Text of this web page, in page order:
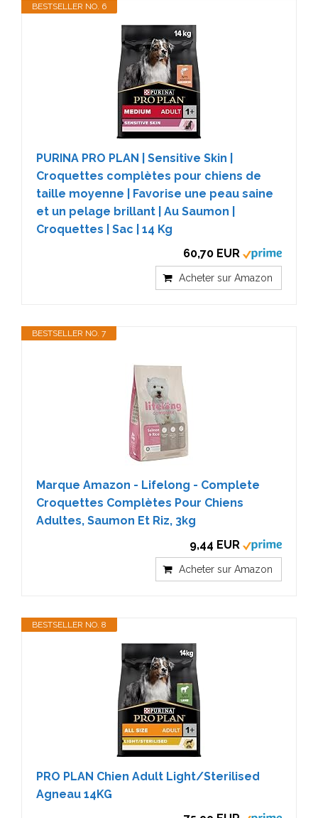
BESTSELLER NO. 6
PURINA PRO PLAN | Sensitive Skin |
Croquettes complètes pour chiens de
taille moyenne | Favorise une peau saine
et un pelage brillant | Au Saumon |
Croquettes | Sac | 14 Kg
60,70 EUR
Acheter sur Amazon
BESTSELLER NO. 7
Marque Amazon - Lifelong - Complete
Croquettes Complètes Pour Chiens
Adultes, Saumon Et Riz, 3kg
9,44 EUR
Acheter sur Amazon
BESTSELLER NO. 8
PRO PLAN Chien Adult Light/Sterilised
Agneau 14KG